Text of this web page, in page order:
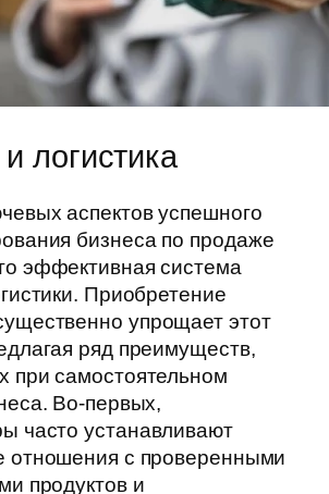
логистика
аспектов успешного
бизнеса по продаже
эффективная система
Приобретение
упрощает этот
ряд преимуществ,
при самостоятельном
Во-первых,
часто устанавливают
отношения с проверенными
продуктов и